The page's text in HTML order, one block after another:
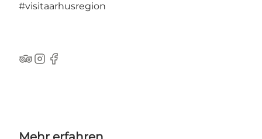
#visitaarhusregion
TripAdvisor
Instagram
Facebook